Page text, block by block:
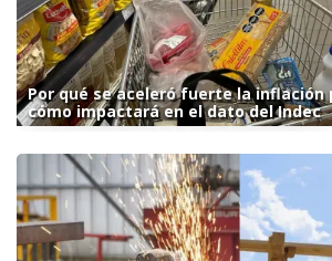
Por qué se aceleró fuerte la inflación
cómo impactará en el dato del Indec